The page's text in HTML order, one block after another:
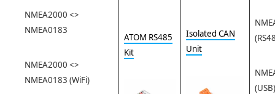
NMEA2000 <>
NMEA0183
NMEA2000 <>
NMEA0183 (WiFi)
ATOM RS485
Kit
Isolated CAN
Unit
(USB)